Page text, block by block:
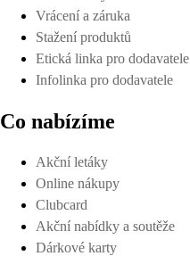
Vrácení a záruka
Stažení produktů
Etická linka pro dodavatele
Infolinka pro dodavatele
Co nabízíme
Akční letáky
Online nákupy
Clubcard
Akční nabídky a soutěže
Dárkové karty